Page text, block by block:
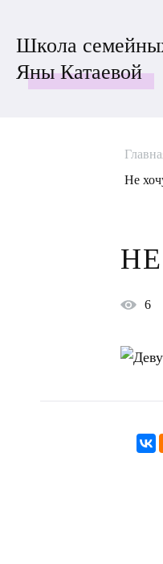
Школа
Яны Катаевой
Не
6